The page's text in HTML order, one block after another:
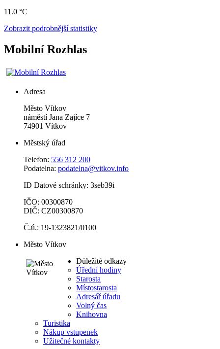
11.0 °C
Zobrazit podrobnější statistiky
Mobilní Rozhlas
Adresa
Město Vítkov
náměstí Jana Zajíce 7
74901 Vítkov
Městský úřad
Telefon: 556 312 200
Podatelna: podatelna@vitkov.info
ID Datové schránky: 3seb39i
IČO: 00300870
DIČ: CZ00300870
Č.ú.: 19-1323821/0100
Město Vítkov
Důležité odkazy
Úřední hodiny
Starosta
Místostarosta
Adresář úřadu
Volný čas
Knihovna
Turistika
Nákup vstupenek
Užitečné kontakty